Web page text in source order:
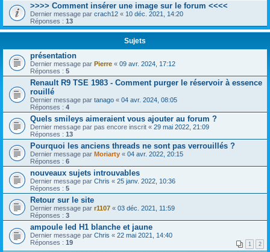
>>>> Comment insérer une image sur le forum <<<<
Dernier message par crach12 « 10 déc. 2021, 14:20
Réponses : 13
Sujets
présentation
Dernier message par Pierre « 09 avr. 2024, 17:12
Réponses : 5
Renault R9 TSE 1983 - Comment purger le réservoir à essence
rouillé
Dernier message par tanago « 04 avr. 2024, 08:05
Réponses : 4
Quels smileys aimeraient vous ajouter au forum ?
Dernier message par pas encore inscrit « 29 mai 2022, 21:09
Réponses : 13
Pourquoi les anciens threads ne sont pas verrouillés ?
Dernier message par Moriarty « 04 avr. 2022, 20:15
Réponses : 6
nouveaux sujets introuvables
Dernier message par Chris « 25 janv. 2022, 10:36
Réponses : 5
Retour sur le site
Dernier message par r1107 « 03 déc. 2021, 11:59
Réponses : 3
ampoule led H1 blanche et jaune
Dernier message par Chris « 22 mai 2021, 14:40
Réponses : 19 1 2